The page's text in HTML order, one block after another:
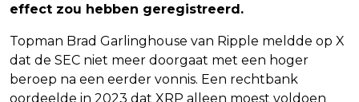
effect zou hebben geregistreerd.
Topman Brad Garlinghouse van Ripple meldde op X
dat de SEC niet meer doorgaat met een hoger
beroep na een eerder vonnis. Een rechtbank
oordeelde in 2023 dat XRP alleen moest voldoen